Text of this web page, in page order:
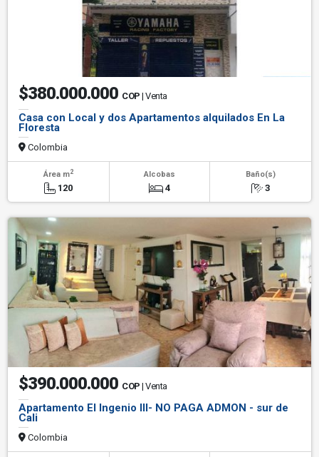
$380.000.000 COP | Venta
Casa con Local y dos Apartamentos alquilados En La
Floresta
Colombia
Área m2
120
Alcobas
4
Baño(s)
3
$390.000.000 COP | Venta
Apartamento El Ingenio III- NO PAGA ADMON - sur de
Cali
Colombia